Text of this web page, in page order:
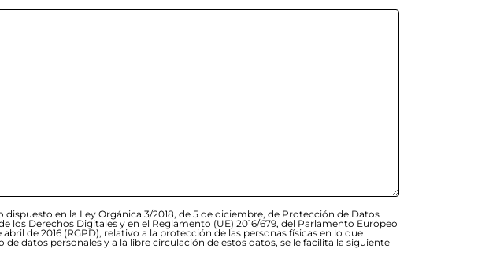
en la Ley Orgánica 3/2018, de 5 de diciembre, de Protección de Datos
los Derechos Digitales y en el Reglamento (UE) 2016/679, del Parlamento Europeo
abril de 2016 (RGPD), relativo a la protección de las personas físicas en lo que
datos personales y a la libre circulación de estos datos, se le facilita la siguiente